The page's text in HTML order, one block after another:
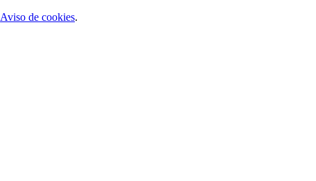
Aviso de cookies.